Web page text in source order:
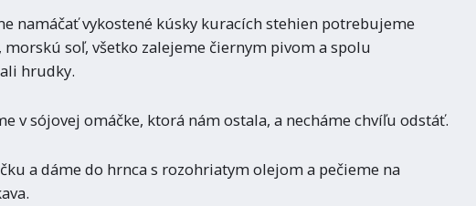
namáčať vykostené kúsky kuracích stehien potrebujeme
soľ, všetko zalejeme čiernym pivom a spolu
hrudky.
v sójovej omáčke, ktorá nám ostala, a necháme chvíľu odstáť.
a dáme do hrnca s rozohriatym olejom a pečieme na